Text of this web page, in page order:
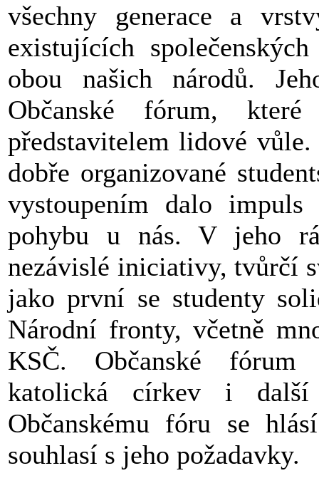
všechny generace a
existujících
obou našich národů.
Občanské fórum,
představitelem lidové
dobře organizované
vystoupením dalo impuls
pohybu u nás. V jeho
nezávislé iniciativy, tvůrčí
jako první se studenty
Národní fronty, včetně
KSČ. Občanské fórum
katolická církev i další
Občanskému fóru se
souhlasí s jeho požadavky.